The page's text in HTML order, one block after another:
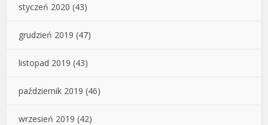
styczeń 2020 (43)
grudzień 2019 (47)
listopad 2019 (43)
październik 2019 (46)
wrzesień 2019 (42)